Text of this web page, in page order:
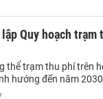
Quy hoạch
thể trạm thu phí trên
hướng đến năm